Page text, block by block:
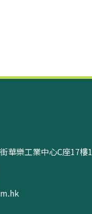
華樂工業中心C座17樓